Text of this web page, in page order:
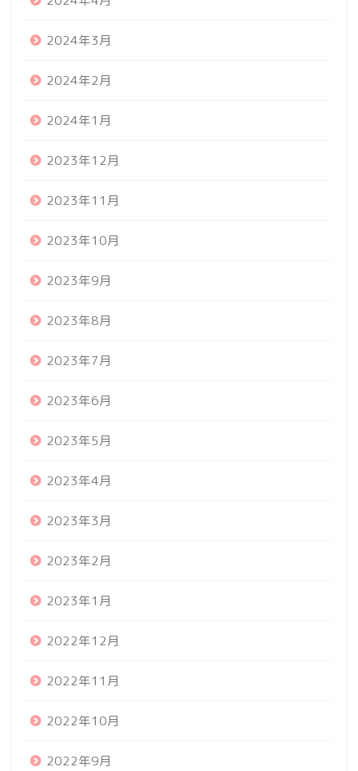
2024年3月
2024年2月
2024年1月
2023年12月
2023年11月
2023年10月
2023年9月
2023年8月
2023年7月
2023年6月
2023年5月
2023年4月
2023年3月
2023年2月
2023年1月
2022年12月
2022年11月
2022年10月
2022年9月